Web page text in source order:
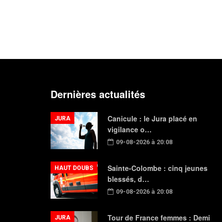
Dernières actualités
Canicule : le Jura placé en
vigilance o…
09-08-2026 à 20:08
JURA
Sainte-Colombe : cinq jeunes
blessés, d…
09-08-2026 à 20:08
HAUT DOUBS
Tour de France femmes : Demi
JURA